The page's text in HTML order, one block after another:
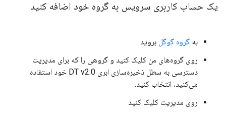
یک حساب کاربری سرویس به گروه خود اضافه کنید
به گروه گوگل بروید
روی گروه‌های من کلیک کنید و گروهی را که برای مدیریت
دسترسی به سطل ذخیره‌سازی ابری DT v2.0 خود استفاده
می‌کنید، انتخاب کنید.
روی مدیریت کلیک کنید